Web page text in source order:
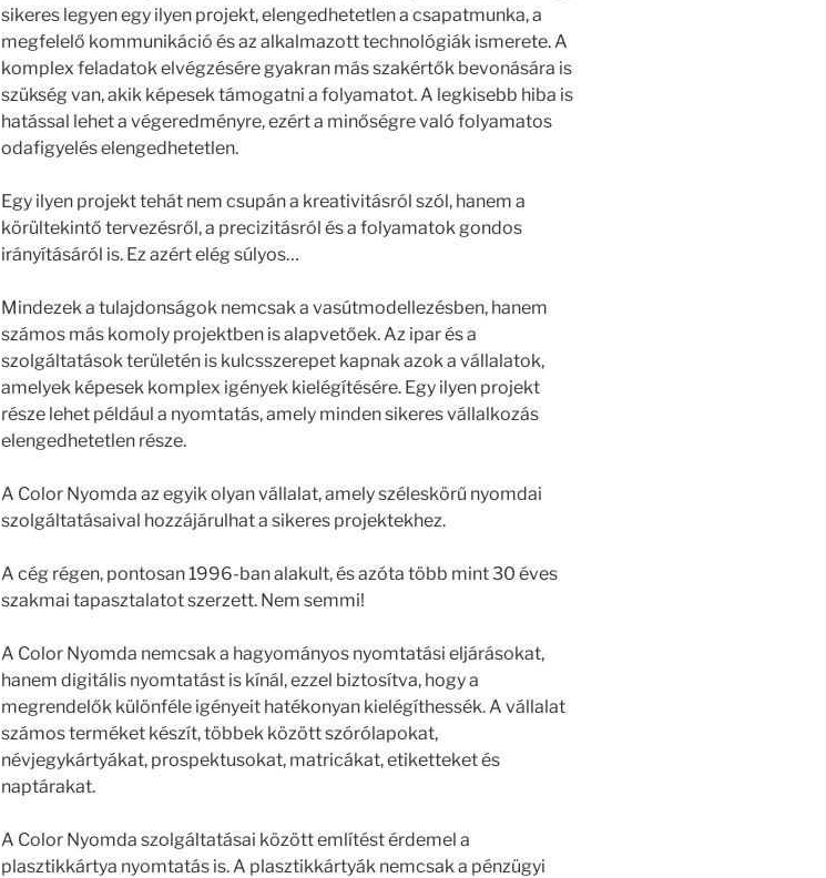
sikeres legyen egy ilyen projekt, elengedhetetlen a csapatmunka, a
megfelelő kommunikáció és az alkalmazott technológiák ismerete. A
komplex feladatok elvégzésére gyakran más szakértők bevonására is
szükség van, akik képesek támogatni a folyamatot. A legkisebb hiba is
hatással lehet a végeredményre, ezért a minőségre való folyamatos
odafigyelés elengedhetetlen.
Egy ilyen projekt tehát nem csupán a kreativitásról szól, hanem a
körültekintő tervezésről, a precizitásról és a folyamatok gondos
irányításáról is. Ez azért elég súlyos…
Mindezek a tulajdonságok nemcsak a vasútmodellezésben, hanem
számos más komoly projektben is alapvetőek. Az ipar és a
szolgáltatások területén is kulcsszerepet kapnak azok a vállalatok,
amelyek képesek komplex igények kielégítésére. Egy ilyen projekt
része lehet például a nyomtatás, amely minden sikeres vállalkozás
elengedhetetlen része.
A Color Nyomda az egyik olyan vállalat, amely széleskörű nyomdai
szolgáltatásaival hozzájárulhat a sikeres projektekhez.
A cég régen, pontosan 1996-ban alakult, és azóta több mint 30 éves
szakmai tapasztalatot szerzett. Nem semmi!
A Color Nyomda nemcsak a hagyományos nyomtatási eljárásokat,
hanem digitális nyomtatást is kínál, ezzel biztosítva, hogy a
megrendelők különféle igényeit hatékonyan kielégíthessék. A vállalat
számos terméket készít, többek között szórólapokat,
névjegykártyákat, prospektusokat, matricákat, etiketteket és
naptárakat.
A Color Nyomda szolgáltatásai között említést érdemel a
plasztikkártya nyomtatás is. A plasztikkártyák nemcsak a pénzügyi